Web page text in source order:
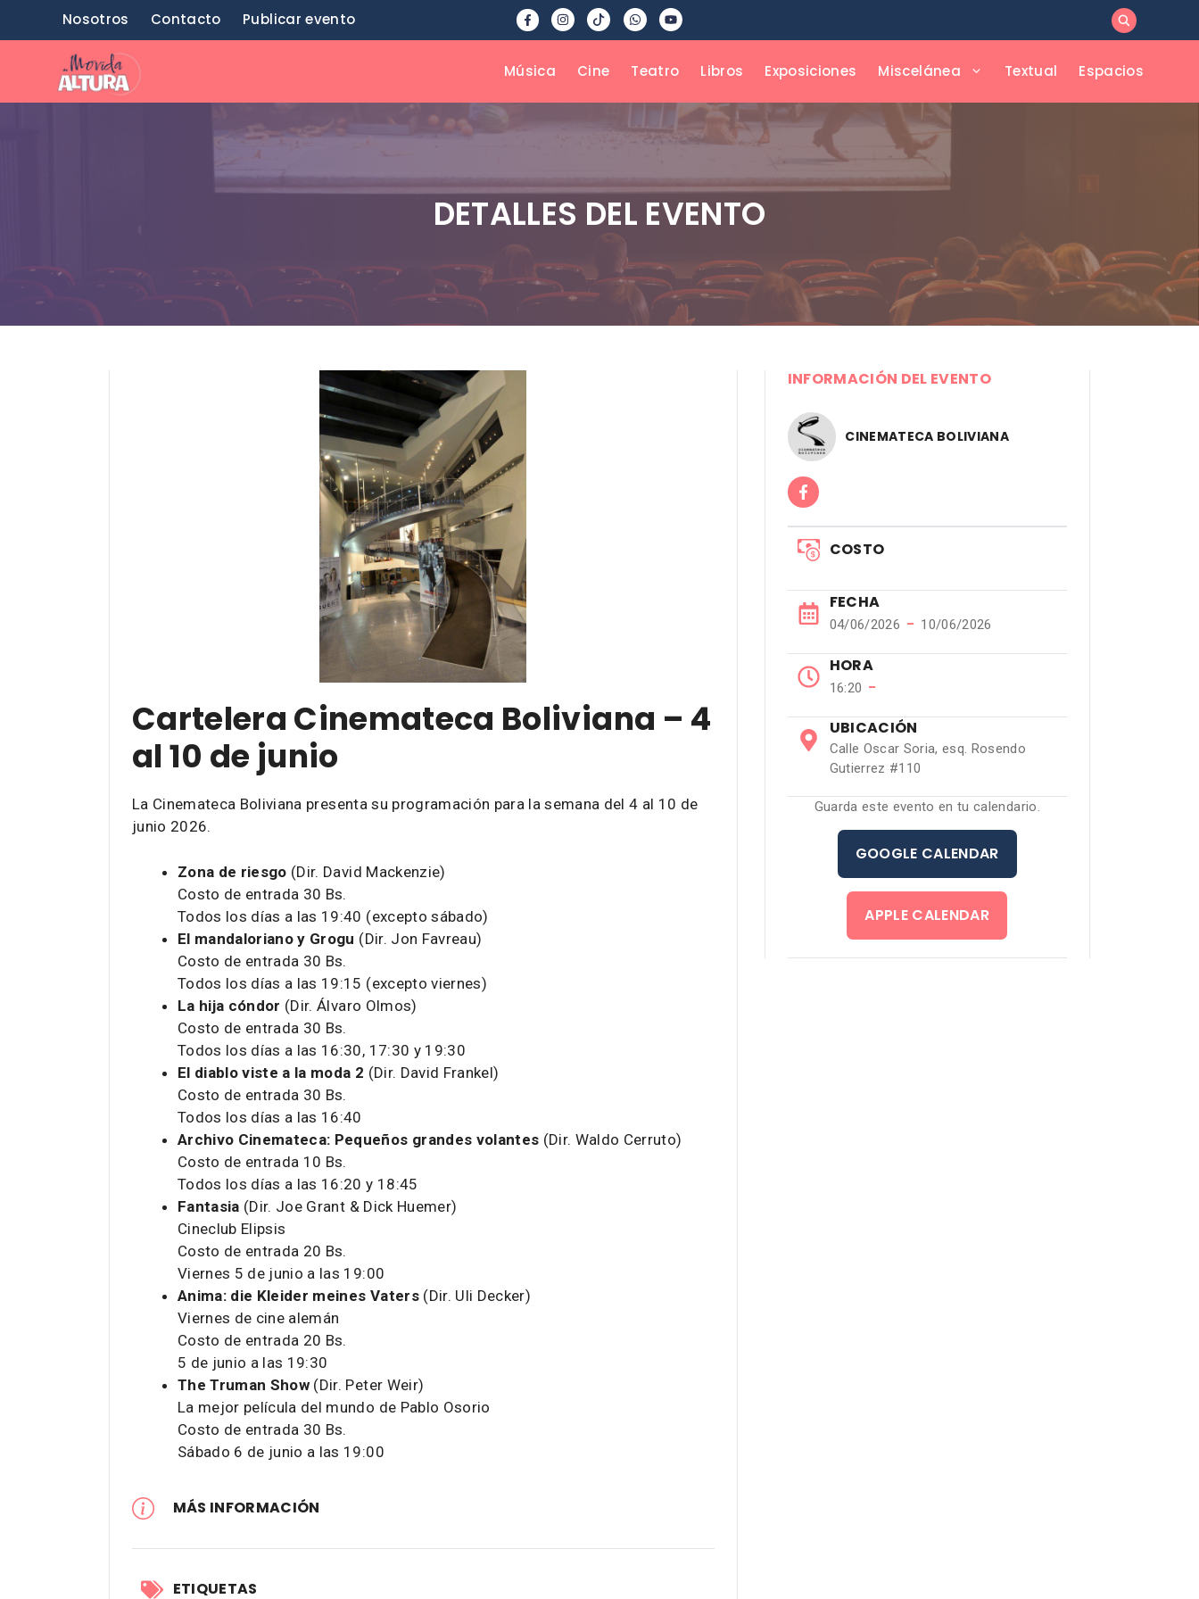
Nosotros Contacto Publicar evento
Música Cine Teatro Libros Exposiciones Miscelánea Textual Espacios
DETALLES DEL EVENTO
Cartelera Cinemateca Boliviana – 4
al 10 de junio
La Cinemateca Boliviana presenta su programación para la semana del 4 al 10 de
junio 2026.
Zona de riesgo (Dir. David Mackenzie)
Costo de entrada 30 Bs.
Todos los días a las 19:40 (excepto sábado)
El mandaloriano y Grogu (Dir. Jon Favreau)
Costo de entrada 30 Bs.
Todos los días a las 19:15 (excepto viernes)
La hija cóndor (Dir. Álvaro Olmos)
Costo de entrada 30 Bs.
Todos los días a las 16:30, 17:30 y 19:30
El diablo viste a la moda 2 (Dir. David Frankel)
Costo de entrada 30 Bs.
Todos los días a las 16:40
Archivo Cinemateca: Pequeños grandes volantes (Dir. Waldo Cerruto)
Costo de entrada 10 Bs.
Todos los días a las 16:20 y 18:45
Fantasia (Dir. Joe Grant & Dick Huemer)
Cineclub Elipsis
Costo de entrada 20 Bs.
Viernes 5 de junio a las 19:00
Anima: die Kleider meines Vaters(Dir. Uli Decker)
Viernes de cine alemán
Costo de entrada 20 Bs.
5 de junio a las 19:30
The Truman Show (Dir. Peter Weir)
La mejor película del mundo de Pablo Osorio
Costo de entrada 30 Bs.
Sábado 6 de junio a las 19:00
MÁS INFORMACIÓN
ETIQUETAS
INFORMACIÓN DEL EVENTO
CINEMATECA BOLIVIANA
COSTO
FECHA
04/06/2026 − 10/06/2026
HORA
16:20 −
UBICACIÓN
Calle Oscar Soria, esq. Rosendo
Gutierrez #110
Guarda este evento en tu calendario.
GOOGLE CALENDAR
APPLE CALENDAR